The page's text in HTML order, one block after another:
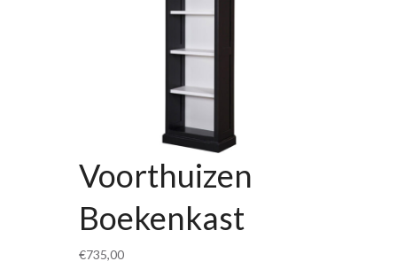
Voorthuizen
Boekenkast
€735,00